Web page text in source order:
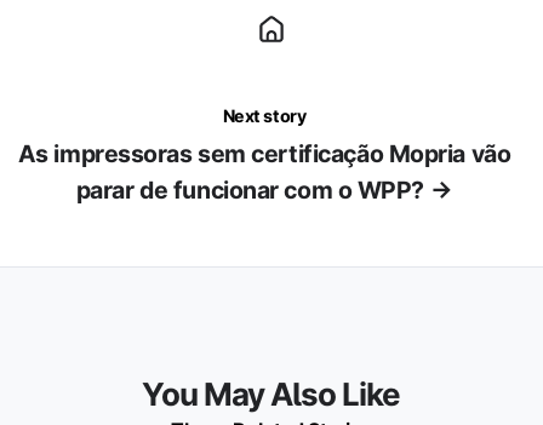
Next story
As impressoras sem certificação Mopria vão
parar de funcionar com o WPP? →
You May Also Like